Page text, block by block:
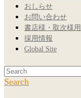
おしらせ
お問い合わせ
書店様・取次様用
採用情報
Global Site
Search